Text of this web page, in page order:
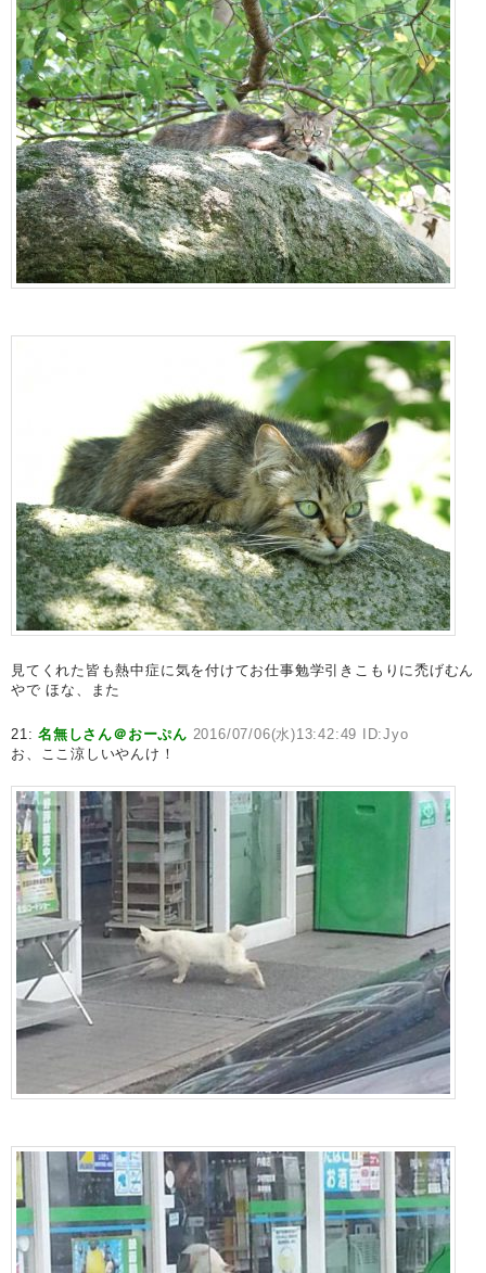
見てくれた皆も熱中症に気を付けてお仕事勉学引きこもりに禿げむん
やで ほな、また
21:名無しさん＠おーぷん 2016/07/06(水)13:42:49 ID:Jyo
お、ここ涼しいやんけ！